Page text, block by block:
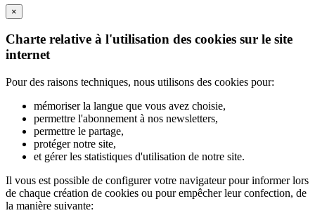
×
Charte relative à l'utilisation des cookies sur le site
internet
Pour des raisons techniques, nous utilisons des cookies pour:
mémoriser la langue que vous avez choisie,
permettre l'abonnement à nos newsletters,
permettre le partage,
protéger notre site,
et gérer les statistiques d'utilisation de notre site.
Il vous est possible de configurer votre navigateur pour informer lors
de chaque création de cookies ou pour empêcher leur confection, de
la manière suivante: